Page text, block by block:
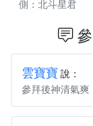
側：北斗星君
參
雲寶寶 說：
參拜後神清氣爽